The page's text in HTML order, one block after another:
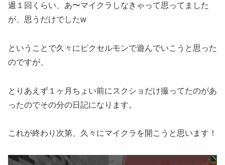
週１回くらい、あ〜マイクラしなきゃって思ってました
が、思うだけでしたw
ということで久々にピクセルモンで遊んでいこうと思った
のですが、
とりあえず１ヶ月ちょい前にスクショだけ撮ってたのがあ
ったのでその分の日記になります。
これが終わり次第、久々にマイクラを開こうと思います！